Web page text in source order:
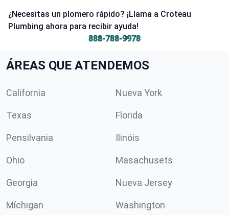
¿Necesitas un plomero rápido? ¡Llama a Croteau
Plumbing ahora para recibir ayuda!
888-788-9978
ÁREAS QUE ATENDEMOS
California Nueva York
Texas Florida
Pensilvania Ilinóis
Ohio Masachusets
Georgia Nueva Jersey
Míchigan Washington